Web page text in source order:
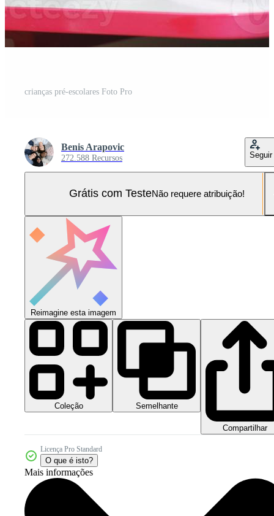
crianças pré-escolares Foto Pro
Benis Arapovic
272.588 Recursos Seguir
Grátis com TesteNão requere atribuição!
Reimagine esta imagem
Coleção Semelhante
Compartilhar
Licença Pro Standard
O que é isto?
Mais informações